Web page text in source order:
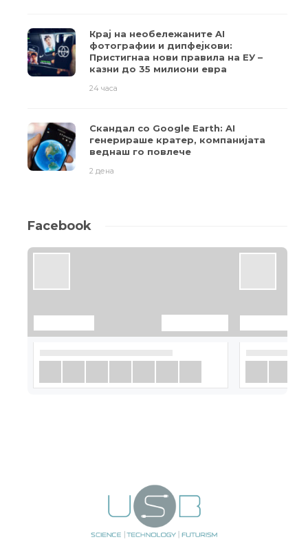
Крај на необележаните AI
фотографии и дипфејкови:
Пристигнаа нови правила на ЕУ –
казни до 35 милиони евра
24 часа
Скандал со Google Earth: AI
генерираше кратер, компанијата
веднаш го повлече
2 дена
Facebook